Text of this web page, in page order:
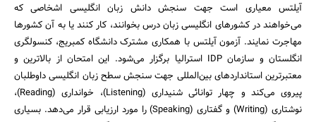
آیلتس معیاری است جهت سنجش دانش زبان انگلیسی اشخاصی که
می‌خواهند در کشورهای انگلیسی زبان درس بخوانند، کار کنند یا به آن کشورها
مهاجرت نمایند. آزمون آیلتس با همکاری مشترک دانشگاه کمبریج، کنسولگری
انگلستان و سازمان IDP استرالیا برگزار می‌شود. این امتحان از بالاترین و
معتبرترین استانداردهای بین‌المللی جهت سنجش سطح زبان انگلیسی داوطلبان
پیروی می‌کند و چهار توانائی شنیداری (Listening)، خوانداری (Reading)،
نوشتاری (Writing) و گفتاری (Speaking) را مورد ارزیابی قرار می‌دهد. بسیاری